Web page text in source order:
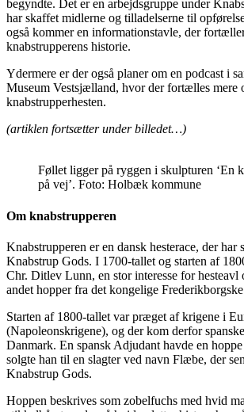
begyndte. Det er en arbejdsgruppe under
har skaffet midlerne og tilladelserne til
også kommer en informationstavle, der
knabstrupperens historie.
Ydermere er der også planer om en podcast i
Museum Vestsjælland, hvor der fortælles mere
knabstrupperhesten.
(artiklen fortsætter under billedet…)
Føllet ligger på ryggen i skulpturen ‘En
på vej’. Foto: Holbæk kommune
Om knabstrupperen
Knabstrupperen er en dansk hesterace, der har
Knabstrup Gods. I 1700-tallet og starten af
Chr. Ditlev Lunn, en stor interesse for hesteavl
andet hopper fra det kongelige
Starten af 1800-tallet var præget af krigene i
(Napoleonskrigene), og der kom derfor
Danmark. En spansk Adjudant havde en
solgte han til en slagter ved navn Flæbe, der
Knabstrup Gods.
Hoppen beskrives som zobelfuchs med hvid